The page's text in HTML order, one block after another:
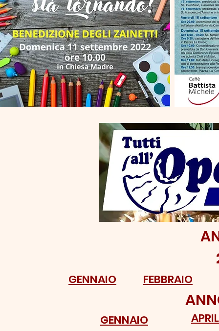
GENNAIO FEBBRAIO
GENNAIO